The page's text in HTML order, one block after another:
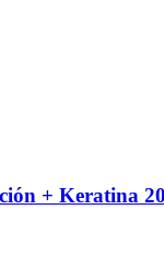
+ Keratina